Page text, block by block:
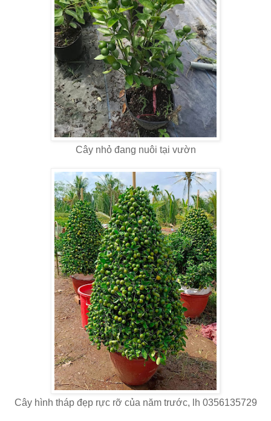
Cây nhỏ đang nuôi tại vườn
Cây hình tháp đẹp rực rỡ của năm trước, lh 0356135729